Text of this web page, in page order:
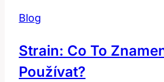
Blog
Strain: Co To
Používat?